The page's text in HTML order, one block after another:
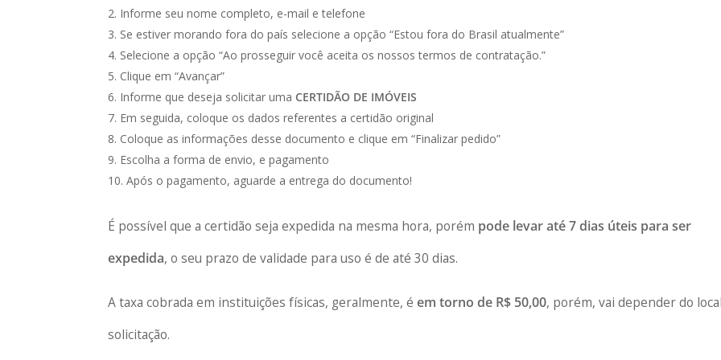
Informe seu nome completo, e-mail e telefone
Se estiver morando fora do país selecione a opção “Estou fora do Brasil atualmente”
Selecione a opção “Ao prosseguir você aceita os nossos termos de contratação.”
Clique em “Avançar”
Informe que deseja solicitar uma CERTIDÃO DE IMÓVEIS
Em seguida, coloque os dados referentes a certidão original
Coloque as informações desse documento e clique em “Finalizar pedido”
Escolha a forma de envio, e pagamento
Após o pagamento, aguarde a entrega do documento!
É possível que a certidão seja expedida na mesma hora, porém pode levar até 7 dias úteis para ser
expedida, o seu prazo de validade para uso é de até 30 dias.
A taxa cobrada em instituições físicas, geralmente, éem torno de R$ 50,00, porém, vai depender do
solicitação.